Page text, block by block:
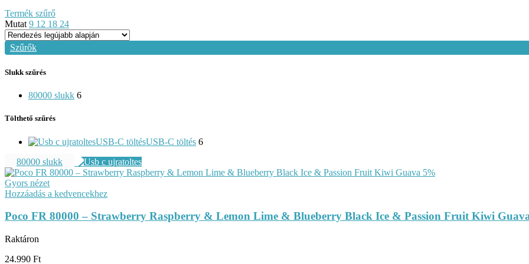
Termék szűrő
Mutat 9 12 18 24
Szűrők
Slukk szűrés
80000 slukk 6
Tölthető szűrés
USB-C töltésUSB-C töltés 6
80000 slukk
Gyors nézet
Hozzáadás a kedvencekhez
Poco FR 80000 – Strawberry Raspberry & Lemon Lime & Blueberry Black Ice & Passion Fruit Kiwi
Raktáron
24.990 Ft